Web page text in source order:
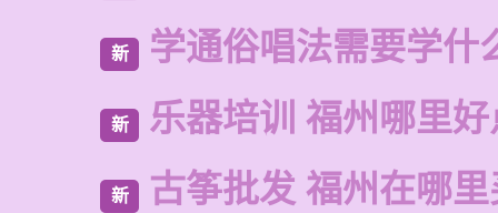
新 学通俗唱法需要学什
新 乐器培训 福州哪里
新 古筝批发 福州在哪